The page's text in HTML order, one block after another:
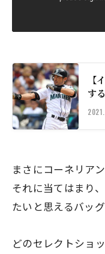
【
す
まさにコーネリア
それに当てはまり、
たいと思えるバッグ
どのセレクトショ